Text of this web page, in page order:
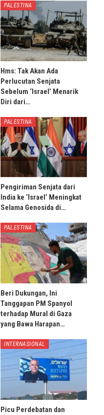
PALESTINA
Hms: Tak Akan Ada
Perlucutan Senjata
Sebelum ‘Israel’ Menarik
Diri dari…
PALESTINA
Pengiriman Senjata dari
India ke ‘Israel’ Meningkat
Selama Genosida di…
PALESTINA
Beri Dukungan, Ini
Tanggapan PM Spanyol
terhadap Mural di Gaza
yang Bawa Harapan…
INTERNASIONAL
Picu Perdebatan dan